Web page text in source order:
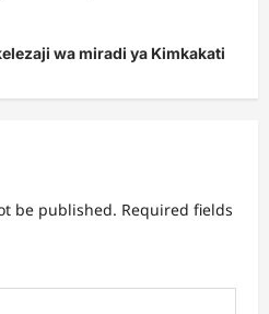
wa miradi ya Kimkakati
be published. Required fields